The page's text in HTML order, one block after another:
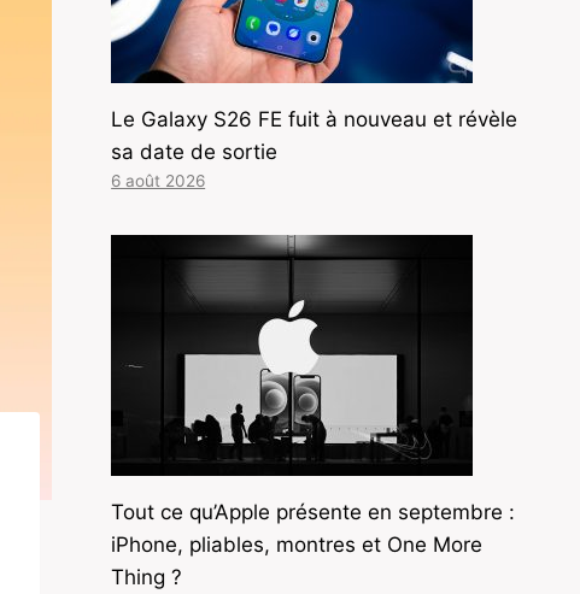
Le Galaxy S26 FE fuit à nouveau et révèle
sa date de sortie
6 août 2026
Tout ce qu’Apple présente en septembre :
iPhone, pliables, montres et One More
Thing ?